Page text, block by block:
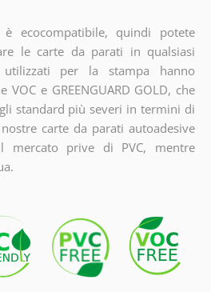
ecocompatibile, quindi potete
le carte da parati in qualsiasi
per la stampa hanno
e GREENGUARD GOLD, che
standard più severi in termini di
carte da parati autoadesive
mercato prive di PVC, mentre